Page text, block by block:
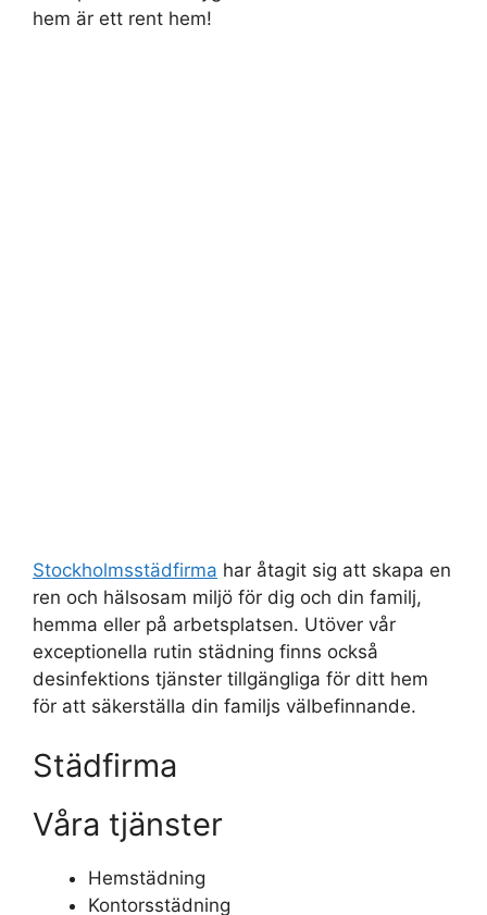
hem är ett rent hem!
Stockholmsstädfirma har åtagit sig att skapa en
ren och hälsosam miljö för dig och din familj,
hemma eller på arbetsplatsen. Utöver vår
exceptionella rutin städning finns också
desinfektions tjänster tillgängliga för ditt hem
för att säkerställa din familjs välbefinnande.
Städfirma
Våra tjänster
Hemstädning
Kontorsstädning